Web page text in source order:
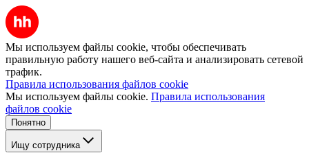
Мы используем файлы cookie, чтобы обеспечивать
правильную работу нашего веб-сайта и анализировать сетевой
трафик.
Правила использования файлов cookie
Мы используем файлы cookie. Правила использования
файлов cookie
Понятно
Ищу сотрудника